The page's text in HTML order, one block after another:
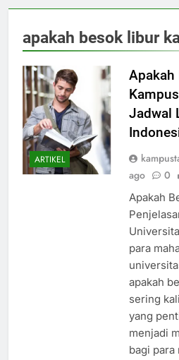
apakah besok libur
ARTIKEL
Apakah
Jadwal
ago
0
Apakah
para
apakah
sering
yang
menjadi
bagi para